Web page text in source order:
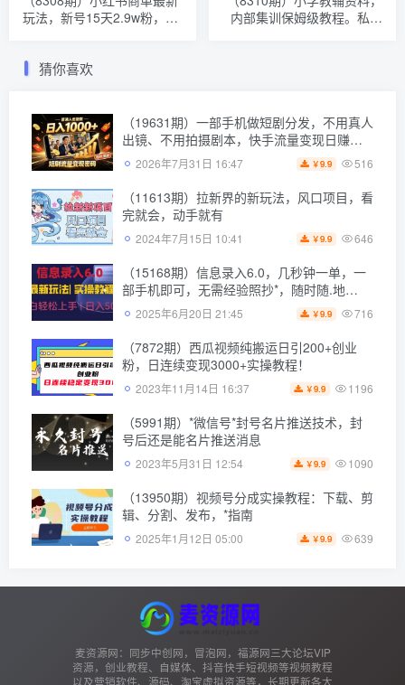
玩法，新号15天2.9w粉，商
内部集训保姆级教程。私域
猜你喜欢
（19631期）一部手机做短剧分发，不用真人
出镜、不用拍摄剧本，快手流量变现日赚千
2026年7月31日 16:47 ￥9.9 516
（11613期）拉新界的新玩法，风口项目，看
完就会，动手就有
2024年7月15日 10:41 ￥9.9 646
（15168期）信息录入6.0，几秒钟一单，一
部手机即可，无需经验照抄*，随时随.地…
2025年6月20日 21:45 ￥9.9 716
（7872期）西瓜视频纯搬运日引200+创业
粉，日连续变现3000+实操教程！
2023年11月14日 16:37 ￥9.9 1196
（5991期）*微信号*封号名片推送技术，封
号后还是能名片推送消息
2023年5月31日 12:54 ￥9.9 1090
（13950期）视频号分成实操教程：下载、剪
辑、分割、发布，*指南
2025年1月12日 05:00 ￥9.9 639
麦资源网：同步中创网，冒泡网，福源网三大论坛VIP
资源，创业教程、自媒体、抖音快手短视频等视频教程
以及营销软件、源码、淘宝虚拟资源等，长期更新各大